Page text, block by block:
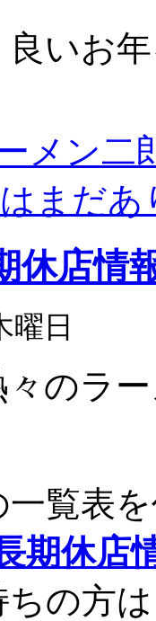
いお
メン二
まだあ
休店情
曜日
のラ
覧表
期休店
ちの方